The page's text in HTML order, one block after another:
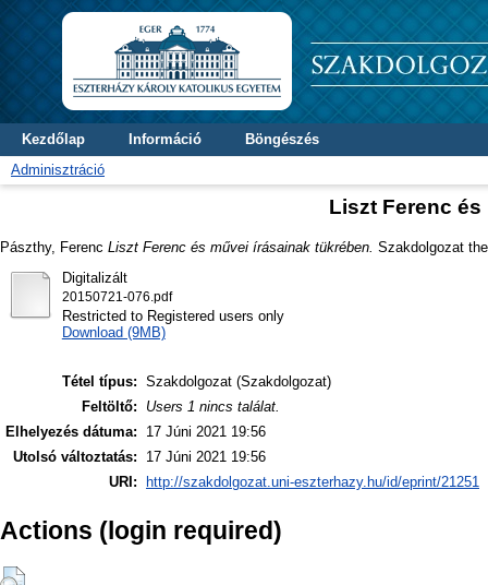
Kezdőlap Információ
Böngészés
Adminisztráció
Liszt Ferenc
Pászthy, Ferenc Liszt Ferenc és művei írásainak tükrében. Szakdolgozat
Digitalizált
20150721-076.pdf
Restricted to Registered users only
Download (9MB)
Tétel típus: Szakdolgozat (Szakdolgozat)
Feltöltő:
Users 1 nincs találat.
Elhelyezés dátuma:
17 Júni 2021 19:56
Utolsó változtatás:
17 Júni 2021 19:56
URI:
http://szakdolgozat.uni-eszterhazy.hu/id/eprint/21251
Actions (login required)